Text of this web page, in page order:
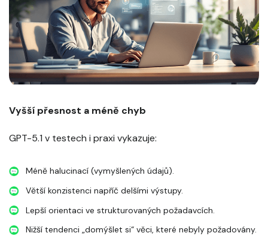
Vyšší přesnost a méně chyb
GPT-5.1 v testech i praxi vykazuje:
Méně halucinací (vymyšlených údajů).
Větší konzistenci napříč delšími výstupy.
Lepší orientaci ve strukturovaných požadavcích.
Nižší tendenci „domýšlet si“ věci, které nebyly požadovány.